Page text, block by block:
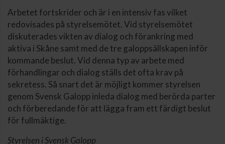
Arbetet fortskrider och är i en intensiv fas vilket
redovisades på styrelsemötet. Vid styrelsemötet
diskuterades vikten av dialog och förankring med
aktiva i Skåne samt med de tre galoppsällskapen inför
kommande beslut. Vid denna typ av arbete med
förhandlingar och dialog ställs det ofta krav på
sekretess. Så snart det är möjligt kommer styrelsen
genom Svensk Galopp inleda dialog med berörda parter
och förberedande för att lägga fram ett färdigt beslut
för fullmäktige.
Styrelsen i Svensk Galopp